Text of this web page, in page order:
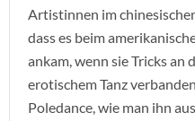
Artistinnen im
dass es beim
ankam, wenn sie Tricks an
erotischem Tanz
Poledance, wie man ihn